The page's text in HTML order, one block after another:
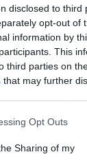
disclosed to third
opt-out of
information by
This
third parties on
that may further
app uses one
behaviour.
Opt Outs
Sharing of my
Μόνο
από το
ενέργεια
μέτρα για τη
την